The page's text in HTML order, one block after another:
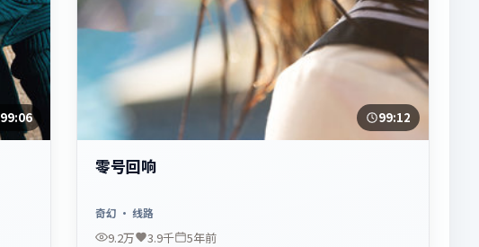
99:06 99:12
零号回响
奇幻 · 线路
9.2万 3.9千 5年前